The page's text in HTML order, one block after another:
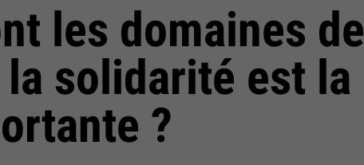
les domaines de
solidarité est la
?